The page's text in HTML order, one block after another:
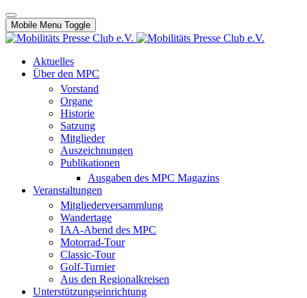
Mobile Menu Toggle
Aktuelles
Über den MPC
Vorstand
Organe
Historie
Satzung
Mitglieder
Auszeichnungen
Publikationen
Ausgaben des MPC Magazins
Veranstaltungen
Mitgliederversammlung
Wandertage
IAA-Abend des MPC
Motorrad-Tour
Classic-Tour
Golf-Turnier
Aus den Regionalkreisen
Unterstützungseinrichtung